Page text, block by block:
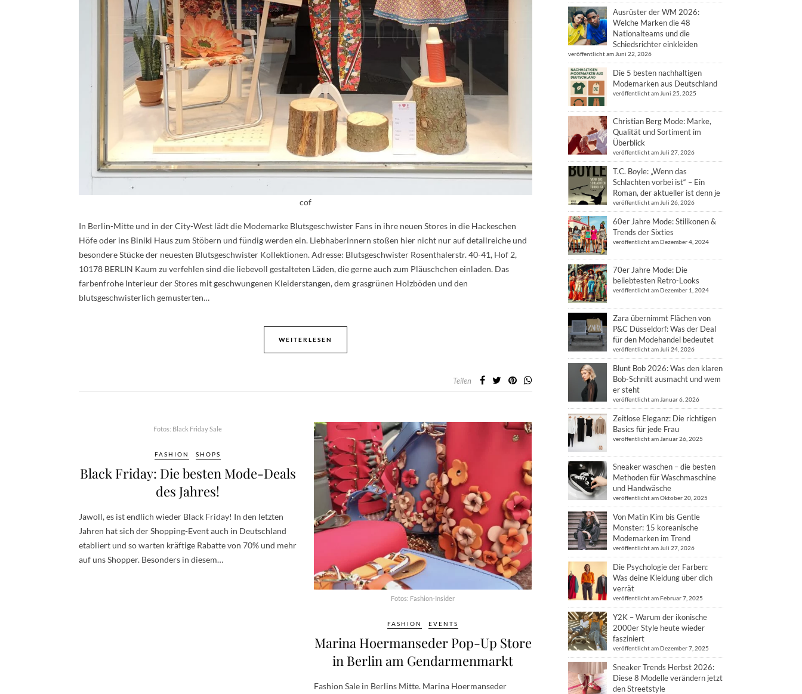
cof
In Berlin-Mitte und in der City-West lädt die Modemarke Blutsgeschwister Fans in ihre neuen Stores in die Hackeschen
Höfe oder ins Biniki Haus zum Stöbern und fündig werden ein. Liebhaberinnern stoßen hier nicht nur auf detailreiche und
besondere Stücke der neuesten Blutsgeschwister Kollektionen. Adresse: Blutsgeschwister Rosenthalerstr. 40-41, Hof 2,
10178 BERLIN Kaum zu verfehlen sind die liebevoll gestalteten Läden, die gerne auch zum Pläuschchen einladen. Das
farbenfrohe Interieur der Stores mit geschwungenen Kleiderstangen, dem grasgrünen Holzböden und den
blutsgeschwisterlich gemusterten…
WEITERLESEN
Teilen
Fotos: Black Friday Sale
FASHION SHOPS
Black Friday: Die besten Mode-Deals
des Jahres!
Jawoll, es ist endlich wieder Black Friday! In den letzten
Jahren hat sich der Shopping-Event auch in Deutschland
etabliert und so warten kräftige Rabatte von 70% und mehr
auf uns Shopper. Besonders in diesem…
Fotos: Fashion-Insider
FASHION EVENTS
Marina Hoermanseder Pop-Up Store
in Berlin am Gendarmenmarkt
Fashion Sale in Berlins Mitte. Marina Hoermanseder
Ausrüster der WM 2026:
Welche Marken die 48
Nationalteams und die
Schiedsrichter einkleiden
veröffentlicht am Juni 22, 2026
Die 5 besten nachhaltigen
Modemarken aus Deutschland
veröffentlicht am Juni 25, 2025
Christian Berg Mode: Marke,
Qualität und Sortiment im
Überblick
veröffentlicht am Juli 27, 2026
T.C. Boyle: „Wenn das
Schlachten vorbei ist“ – Ein
Roman, der aktueller ist denn je
veröffentlicht am Juli 26, 2026
60er Jahre Mode: Stilikonen &
Trends der Sixties
veröffentlicht am Dezember 4, 2024
70er Jahre Mode: Die
beliebtesten Retro-Looks
veröffentlicht am Dezember 1, 2024
Zara übernimmt Flächen von
P&C Düsseldorf: Was der Deal
für den Modehandel bedeutet
veröffentlicht am Juli 24, 2026
Blunt Bob 2026: Was den klaren
Bob-Schnitt ausmacht und wem
er steht
veröffentlicht am Januar 6, 2026
Zeitlose Eleganz: Die richtigen
Basics für jede Frau
veröffentlicht am Januar 26, 2025
Sneaker waschen – die besten
Methoden für Waschmaschine
und Handwäsche
veröffentlicht am Oktober 20, 2025
Von Matin Kim bis Gentle
Monster: 15 koreanische
Modemarken im Trend
veröffentlicht am Juli 27, 2026
Die Psychologie der Farben:
Was deine Kleidung über dich
verrät
veröffentlicht am Februar 7, 2025
Y2K – Warum der ikonische
2000er Style heute wieder
fasziniert
veröffentlicht am Dezember 7, 2025
Sneaker Trends Herbst 2026:
Diese 8 Modelle verändern jetzt
den Streetstyle